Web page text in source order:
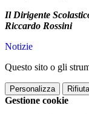
Il Dirigente
Riccardo Rossini
Notizie
Questo sito o gli
Personalizza
Gestione cookie